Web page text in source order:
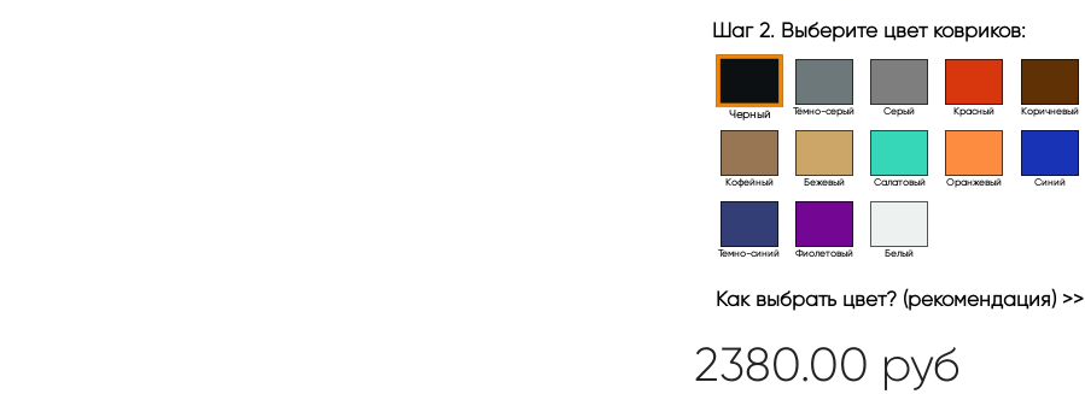
Шаг 2. Выберите цвет ковриков:
Черный Тёмно-серый Серый Красный Коричневый
Кофейный Бежевый Салатовый Оранжевый Синий
Темно-синий Фиолетовый Белый
Как выбрать цвет? (рекомендация) >>
2380.00 руб